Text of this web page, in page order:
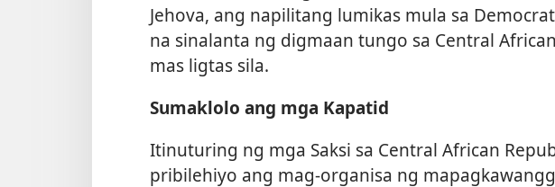
Jehova, ang napilitang lumikas mula sa
na sinalanta ng digmaan tungo sa Central
mas ligtas sila.
Sumaklolo ang mga Kapatid
Itinuturing ng mga Saksi sa Central African
pribilehiyo ang mag-organisa ng